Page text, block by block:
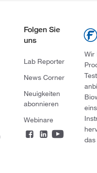
Folgen Sie
uns
Lab Reporter
News Corner
Neuigkeiten
abonnieren
Webinare
Wir